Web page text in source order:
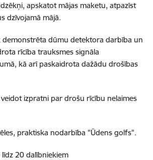
apskatot mājas maketu, atpazīst
dzīvojamā mājā.
demonstrēta dūmu detektora darbība un
rīcība trauksmes signāla
kā arī paskaidrota dažādu drošības
izpratni par drošu rīcību nelaimes
praktiska nodarbība "Ūdens golfs".
20 dalībniekiem